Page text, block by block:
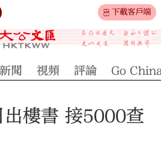
下載客戶端
新聞 視頻 評論 Go
出樓書 接5000查